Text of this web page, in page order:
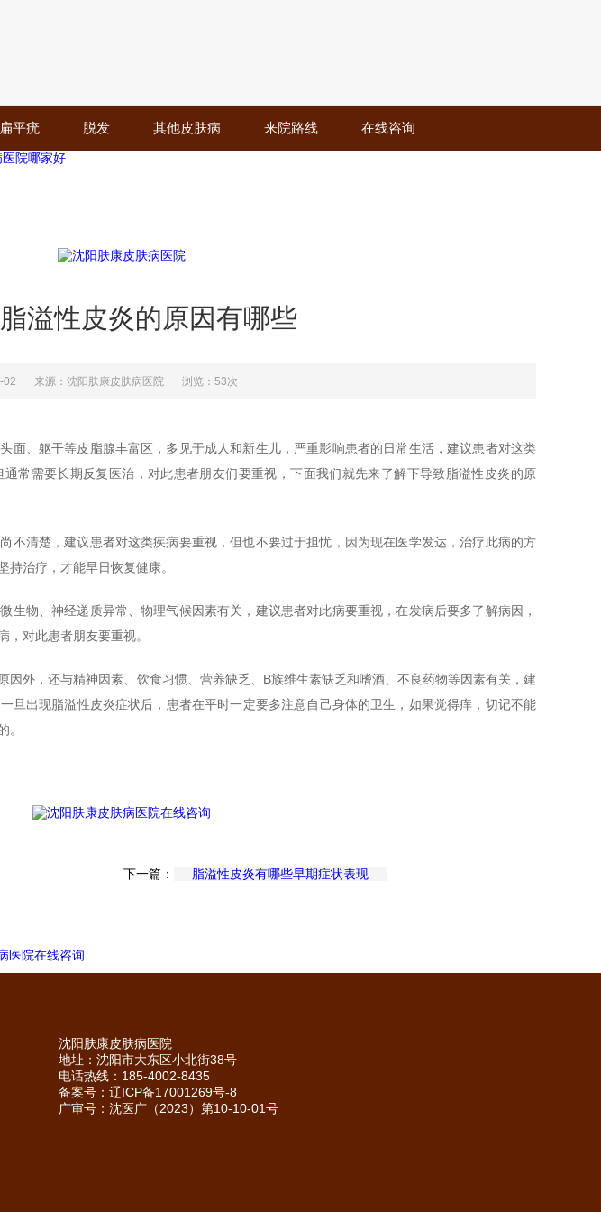
扁平疣 脱发 其他皮肤病 来院路线 在线咨询
溢性皮炎的原因有哪些
02 来源：沈阳肤康皮肤病医院 浏览：53次
、躯干等皮脂腺丰富区，多见于成人和新生儿，严重影响患者的日常生活，建议患者对这类
常需要长期反复医治，对此患者朋友们要重视，下面我们就先来了解下导致脂溢性皮炎的原
清楚，建议患者对这类疾病要重视，但也不要过于担忧，因为现在医学发达，治疗此病的方
治疗，才能早日恢复健康。
物、神经递质异常、物理气候因素有关，建议患者对此病要重视，在发病后要多了解病因，
对此患者朋友要重视。
外，还与精神因素、饮食习惯、营养缺乏、B族维生素缺乏和嗜酒、不良药物等因素有关，建
旦出现脂溢性皮炎症状后，患者在平时一定要多注意自己身体的卫生，如果觉得痒，切记不能
。
下一篇： 脂溢性皮炎有哪些早期症状表现
沈阳肤康皮肤病医院
地址：沈阳市大东区小北街38号
电话热线：185-4002-8435
备案号： 辽ICP备17001269号-8
广审号：沈医广（2023）第10-10-01号